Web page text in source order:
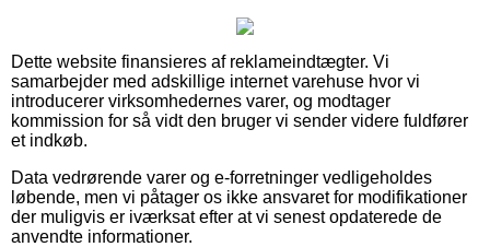
Dette website finansieres af reklameindtægter. Vi
samarbejder med adskillige internet varehuse hvor vi
introducerer virksomhedernes varer, og modtager
kommission for så vidt den bruger vi sender videre fuldfører
et indkøb.
Data vedrørende varer og e-forretninger vedligeholdes
løbende, men vi påtager os ikke ansvaret for modifikationer
der muligvis er iværksat efter at vi senest opdaterede de
anvendte informationer.